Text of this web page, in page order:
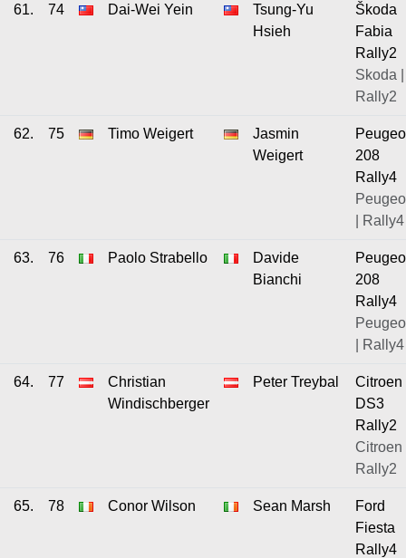
61. 74 Dai-Wei Yein
Tsung-Yu
Hsieh
Škoda
Fabia
Rally2
Skoda |
Rally2
62. 75 Timo Weigert
Jasmin
Weigert
208
Rally4
| Rally4
63. 76 Paolo Strabello
Davide
Bianchi
208
Rally4
| Rally4
64. 77
Christian
Windischberger
Peter Treybal
Citroen
DS3
Rally2
Citroen
Rally2
65. 78 Conor Wilson Sean Marsh
Ford
Fiesta
Rally4